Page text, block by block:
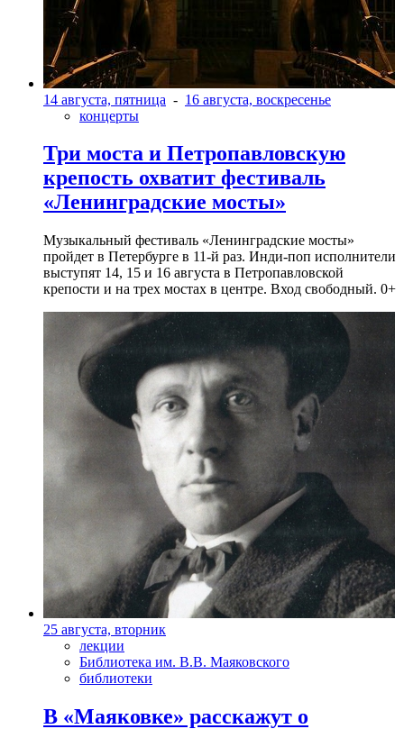
14 августа, пятница - 16 августа, воскресенье
концерты
Три моста и Петропавловскую
крепость охватит фестиваль
«Ленинградские мосты»
Музыкальный фестиваль «Ленинградские мосты»
пройдет в Петербурге в 11-й раз. Инди-поп исполнители
выступят 14, 15 и 16 августа в Петропавловской
крепости и на трех мостах в центре. Вход свободный. 0+
25 августа, вторник
лекции
Библиотека им. В.В. Маяковского
библиотеки
В «Маяковке» расскажут о